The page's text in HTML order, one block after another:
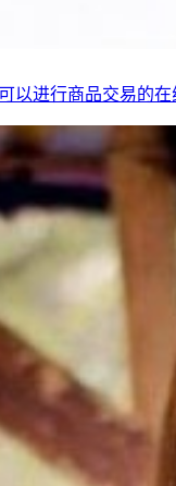
以进行商品交易的